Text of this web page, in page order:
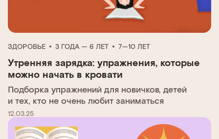
ЗДОРОВЬЕ 3 ГОДА — 6 ЛЕТ 7—10 ЛЕТ
Утренняя зарядка: упражнения, которые
можно начать в кровати
Подборка упражнений для новичков, детей
и тех, кто не очень любит заниматься
12.03.25